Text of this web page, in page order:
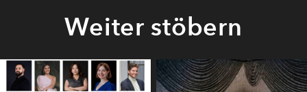
Weiter stöbern